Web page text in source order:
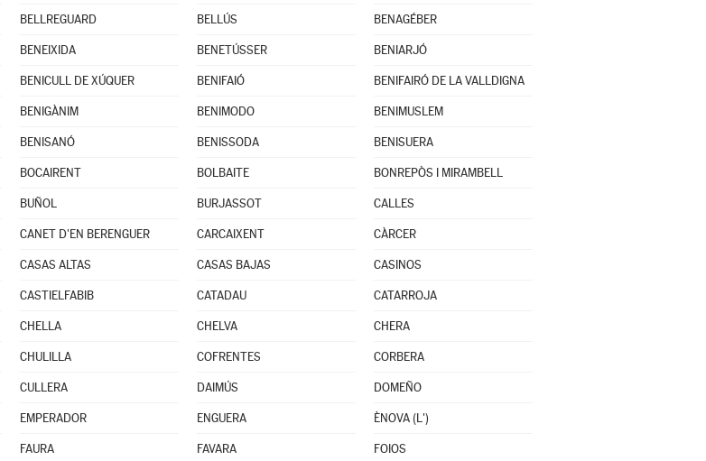
BELLREGUARD BELLÚS BENAGÉBER
BENEIXIDA BENETÚSSER BENIARJÓ
BENICULL DE XÚQUER BENIFAIÓ BENIFAIRÓ DE LA VALLDIGNA
BENIGÀNIM BENIMODO BENIMUSLEM
BENISANÓ BENISSODA BENISUERA
BOCAIRENT BOLBAITE BONREPÒS I MIRAMBELL
BUÑOL BURJASSOT CALLES
CANET D'EN BERENGUER CARCAIXENT CÀRCER
CASAS ALTAS CASAS BAJAS CASINOS
CASTIELFABIB CATADAU CATARROJA
CHELLA CHELVA CHERA
CHULILLA COFRENTES CORBERA
CULLERA DAIMÚS DOMEÑO
EMPERADOR ENGUERA ÈNOVA (L')
FAURA FAVARA FOIOS